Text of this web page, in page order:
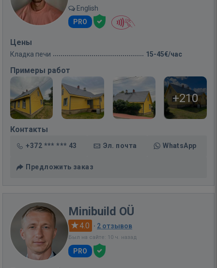
English
PRO
Цены
Кладка печи 15-45€/час
Примеры работ
+210
Контакты
+372 *** *** 43 Эл. почта WhatsApp
Предложить заказ
Minibuild OÜ
4.0 · 2 отзывов
Был на сайте: 10 ч. назад
PRO